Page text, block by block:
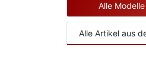
Alle
Alle Artikel aus